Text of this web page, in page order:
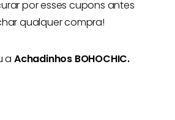
por esses cupons antes
qualquer compra!
a Achadinhos BOHOCHIC.